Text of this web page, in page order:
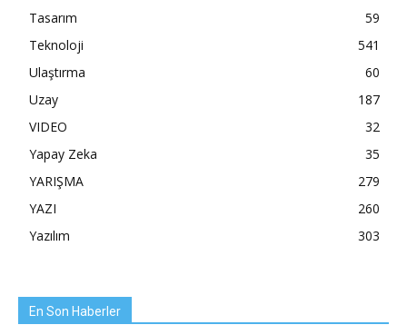
Tasarım
59
Teknoloji
541
Ulaştırma
60
Uzay
187
VIDEO
32
Yapay Zeka
35
YARIŞMA
279
YAZI
260
Yazılım
303
En Son Haberler